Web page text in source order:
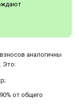
аналогичны
Это:
от общего